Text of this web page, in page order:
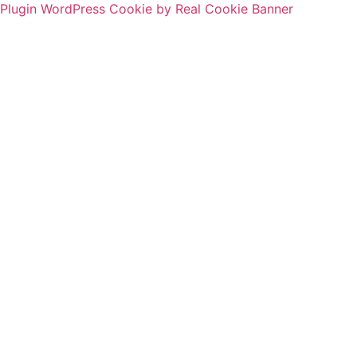
Plugin WordPress Cookie by Real Cookie Banner